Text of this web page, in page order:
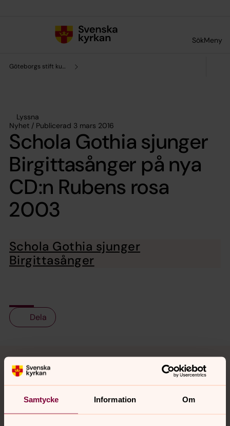
Samtycke Information Om
SökMeny
Göteborgs stift kultursamverkan
Lyssna
Nyhet / Publicerad 3 mars 2016
Schola Gothia sjunger
Birgittasånger på nya
CD:n Rubens rosa
2003
Schola Gothia sjunger
Birgittasånger
Dela
Kontakt